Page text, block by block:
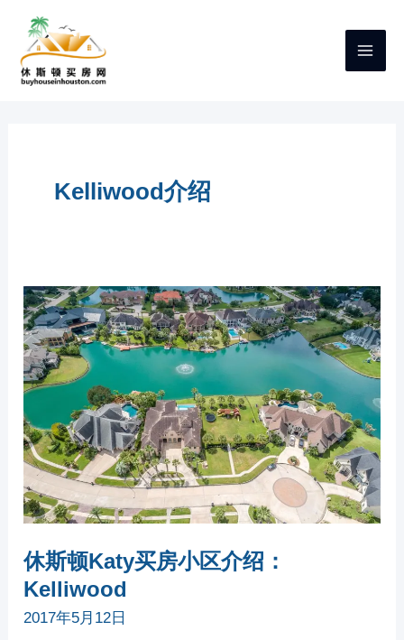
Kelliwood介绍
休斯顿Katy买房小区介绍：
Kelliwood
2017年5月12日
休
斯
顿
KATY
买
房
小
区
介
绍：
KELLIWOOD